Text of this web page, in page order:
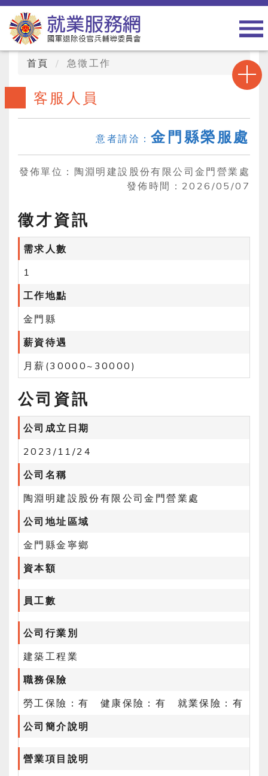
首頁 急徵工作
客服人員
意者請洽：金門縣榮服處
發佈單位： 陶淵明建設股份有限公司金門營業處
發佈時間： 2026/05/07
徵才資訊
需求人數
1
工作地點
金門縣
薪資待遇
月薪(30000~30000)
公司資訊
公司成立日期
2023/11/24
公司名稱
陶淵明建設股份有限公司金門營業處
公司地址區域
金門縣金寧鄉
資本額
員工數
公司行業別
建築工程業
職務保險
勞工保險：有 健康保險：有 就業保險：有
公司簡介說明
營業項目說明